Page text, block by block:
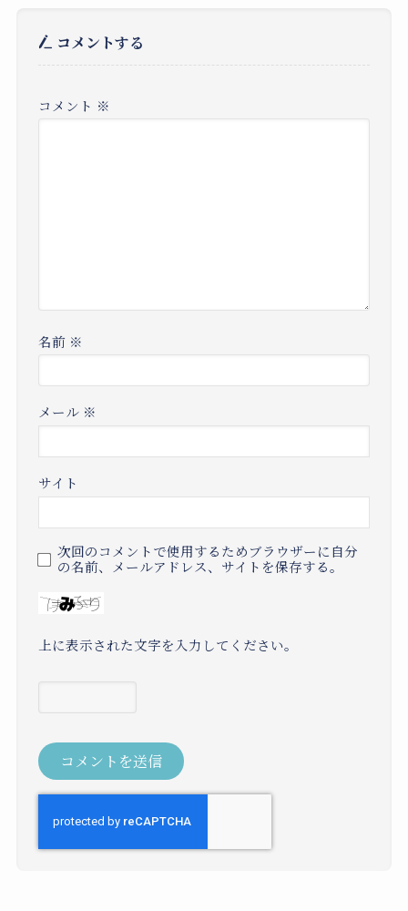
コメントする
コメント ※
名前 ※
メール ※
サイト
次回のコメントで使用するためブラウザーに自分
の名前、メールアドレス、サイトを保存する。
上に表示された文字を入力してください。